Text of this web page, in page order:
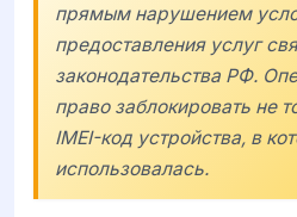
прямым нарушением
предоставления услуг
законодательства РФ.
право заблокировать не
IMEI-код устройства, в
использовалась.